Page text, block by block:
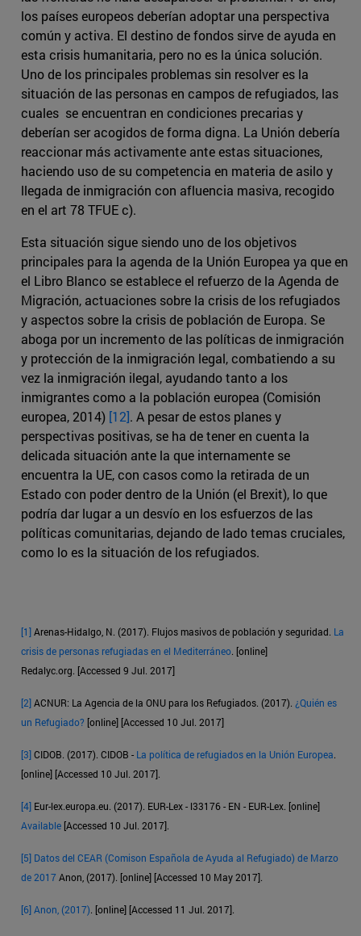
los países europeos deberían adoptar una perspectiva
común y activa. El destino de fondos sirve de ayuda en
esta crisis humanitaria, pero no es la única solución.
Uno de los principales problemas sin resolver es la
situación de las personas en campos de refugiados, las
cuales se encuentran en condiciones precarias y
deberían ser acogidos de forma digna. La Unión debería
reaccionar más activamente ante estas situaciones,
haciendo uso de su competencia en materia de asilo y
llegada de inmigración con afluencia masiva, recogido
en el art 78 TFUE c).
Esta situación sigue siendo uno de los objetivos
principales para la agenda de la Unión Europea ya que en
el Libro Blanco se establece el refuerzo de la Agenda de
Migración, actuaciones sobre la crisis de los refugiados
y aspectos sobre la crisis de población de Europa. Se
aboga por un incremento de las políticas de inmigración
y protección de la inmigración legal, combatiendo a su
vez la inmigración ilegal, ayudando tanto a los
inmigrantes como a la población europea (Comisión
europea, 2014) [12]. A pesar de estos planes y
perspectivas positivas, se ha de tener en cuenta la
delicada situación ante la que internamente se
encuentra la UE, con casos como la retirada de un
Estado con poder dentro de la Unión (el Brexit), lo que
podría dar lugar a un desvío en los esfuerzos de las
políticas comunitarias, dejando de lado temas cruciales,
como lo es la situación de los refugiados.
[1]Arenas-Hidalgo, N. (2017). Flujos masivos de población y seguridad. La
crisis de personas refugiadas en el Mediterráneo. [online]
Redalyc.org. [Accessed 9 Jul. 2017]
[2]ACNUR: La Agencia de la ONU para los Refugiados. (2017). ¿Quién es
un Refugiado? [online] [Accessed 10 Jul. 2017]
[3]CIDOB. (2017). CIDOB - La política de refugiados en la Unión Europea.
[online] [Accessed 10 Jul. 2017].
[4] Eur-lex.europa.eu. (2017). EUR-Lex - l33176 - EN - EUR-Lex. [online]
Available [Accessed 10 Jul. 2017].
[5] Datos del CEAR (Comison Española de Ayuda al Refugiado) de Marzo
de 2017Anon, (2017). [online] [Accessed 10 May 2017].
[6]Anon, (2017). [online] [Accessed 11 Jul. 2017].